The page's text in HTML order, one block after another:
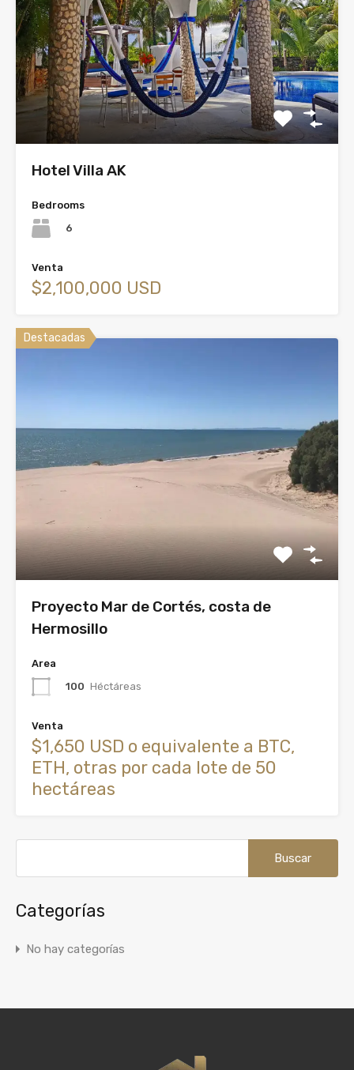
Hotel Villa AK
Bedrooms
6
Venta
$2,100,000 USD
Destacadas
Proyecto Mar de Cortés, costa de
Hermosillo
Area
100 Héctáreas
Venta
$1,650 USD o equivalente a BTC,
ETH, otras por cada lote de 50
hectáreas
Categorías
No hay categorías